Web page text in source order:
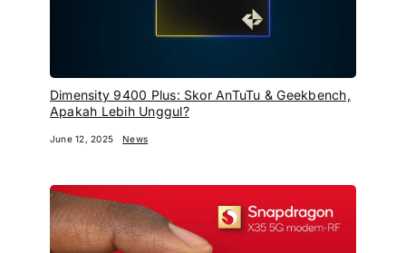
Dimensity 9400 Plus: Skor AnTuTu & Geekbench,
Apakah Lebih Unggul?
June 12, 2025 News